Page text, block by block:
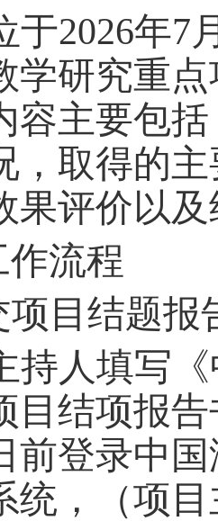
于2026年7
学研究重
容主要包
，取得的
果评价以
作流程
项目结题报
持人填写
目结项报
前登录中
统，（项